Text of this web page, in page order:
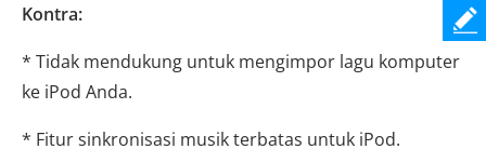
Kontra:
* Tidak mendukung untuk mengimpor lagu komputer
ke iPod Anda.
* Fitur sinkronisasi musik terbatas untuk iPod.